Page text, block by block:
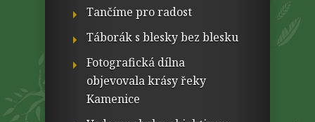
Tančíme pro radost
Táborák s blesky bez blesku
Fotografická dílna
objevovala krásy řeky
Kamenice